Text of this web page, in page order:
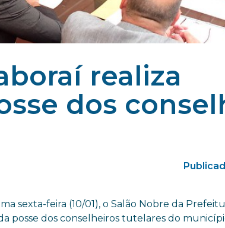
realiza
dos
sexta-feira (10/01), o Salão Nobre da
posse dos conselheiros tutelares do